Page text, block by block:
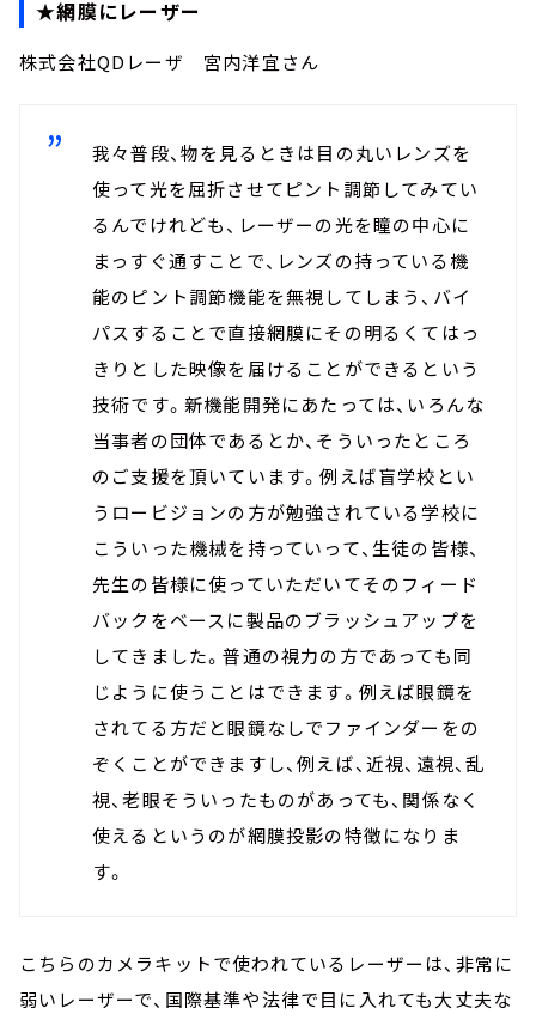
★網膜にレーザー
株式会社QDレーザ 宮内洋宜さん
我々普段、物を見るときは目の丸いレンズを
使って光を屈折させてピント調節してみてい
るんでけれども、レーザーの光を瞳の中心に
まっすぐ通すことで、レンズの持っている機
能のピント調節機能を無視してしまう、バイ
パスすることで直接網膜にその明るくてはっ
きりとした映像を届けることができるという
技術です。新機能開発にあたっては、いろんな
当事者の団体であるとか、そういったところ
のご支援を頂いています。例えば盲学校とい
うロービジョンの方が勉強されている学校に
こういった機械を持っていって、生徒の皆様、
先生の皆様に使っていただいてそのフィード
バックをベースに製品のブラッシュアップを
してきました。普通の視力の方であっても同
じように使うことはできます。例えば眼鏡を
されてる方だと眼鏡なしでファインダーをの
ぞくことができますし、例えば、近視、遠視、乱
視、老眼そういったものがあっても、関係なく
使えるというのが網膜投影の特徴になりま
す。
こちらのカメラキットで使われているレーザーは、非常に
弱いレーザーで、国際基準や法律で目に入れても大丈夫な